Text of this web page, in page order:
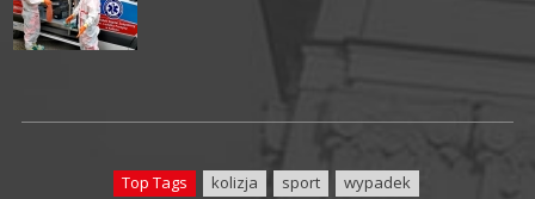
Top Tags kolizja sport
wypadek